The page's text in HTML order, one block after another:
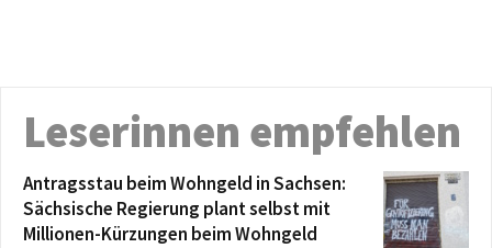
Leserinnen empfehlen
Antragsstau beim Wohngeld in Sachsen:
Sächsische Regierung plant selbst mit
Millionen-Kürzungen beim Wohngeld